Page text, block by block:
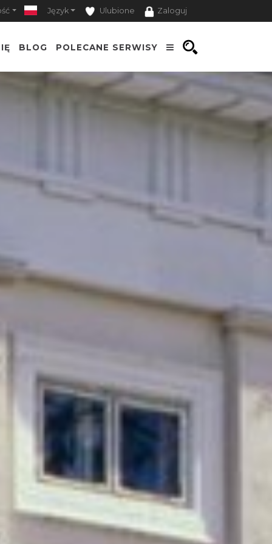
Język Ulubione Zaloguj
BLOG POLECANE SERWISY